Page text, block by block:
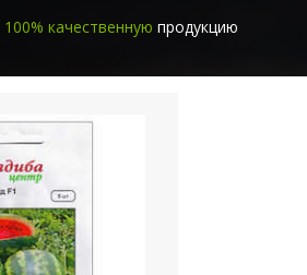
100% качественную продукцию